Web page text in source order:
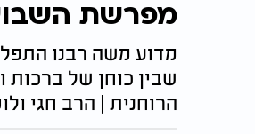
מפרשת
מדוע משה רבנו
שבין כוחן של
הרוחנית | הרב חגי